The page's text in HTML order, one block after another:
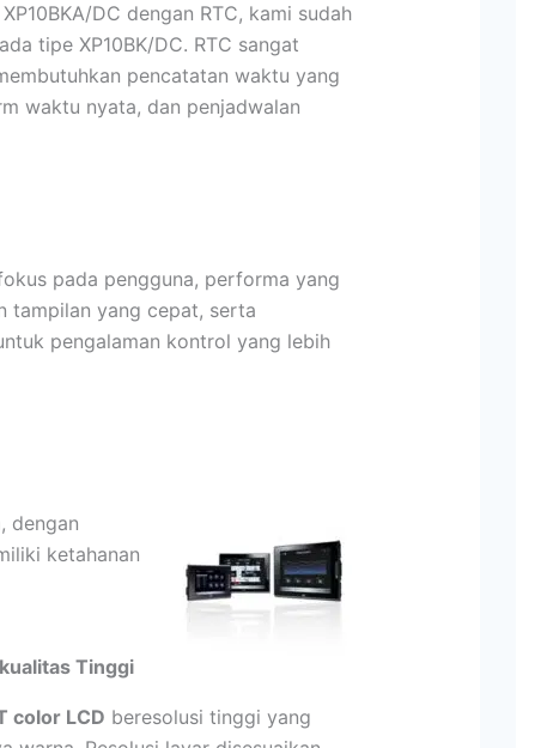
DC dengan RTC, kami sudah
tipe XP10BK/DC. RTC sangat
pencatatan waktu yang
waktu nyata, dan penjadwalan
pada pengguna, performa yang
tampilan yang cepat, serta
pengalaman kontrol yang lebih
dengan
ketahanan
Tinggi
color LCD beresolusi tinggi yang